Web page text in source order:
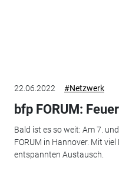
22.06.2022 #Netzwerk
bfp FORUM:
Bald ist es so weit: Am 7.
FORUM in Hannover. Mit
entspannten Austausch.